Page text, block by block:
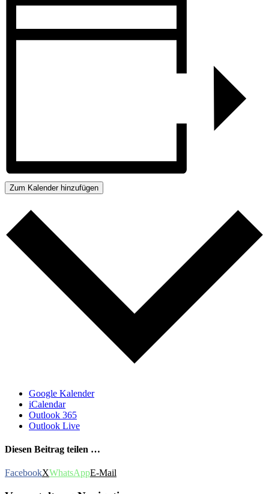
Zum Kalender hinzufügen
Google Kalender
iCalendar
Outlook 365
Outlook Live
Diesen Beitrag teilen …
FacebookXWhatsAppE-Mail